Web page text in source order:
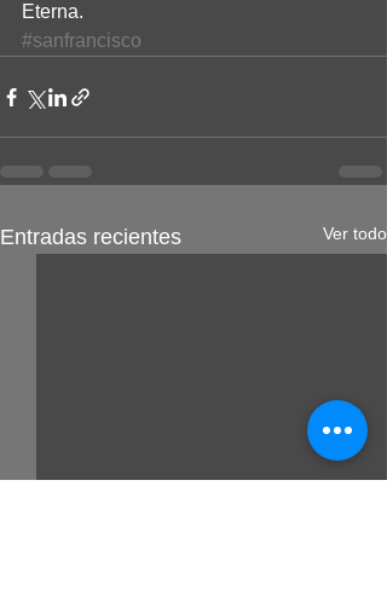
Eterna.
#sanfrancisco
Entradas recientes Ver todo